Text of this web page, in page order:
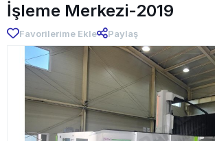
İşleme Merkezi-2019
Favorilerime Ekle Paylaş